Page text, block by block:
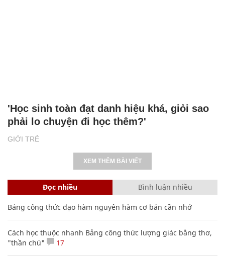
GIỚI TRẺ
'Học sinh toàn đạt danh hiệu khá, giỏi sao
phải lo chuyện đi học thêm?'
XEM THÊM BÀI VIẾT
Đọc nhiều Bình luận nhiều
Bảng công thức đạo hàm nguyên hàm cơ bản cần nhớ
Cách học thuộc nhanh Bảng công thức lượng giác bằng thơ,
"thần chú"
17